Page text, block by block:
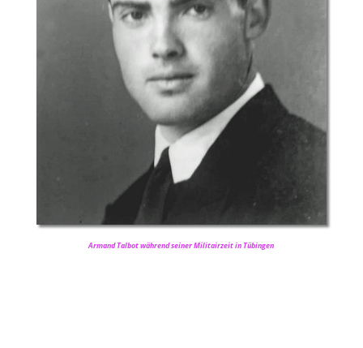
Armand Talbot während seiner Militairzeit in Tübingen